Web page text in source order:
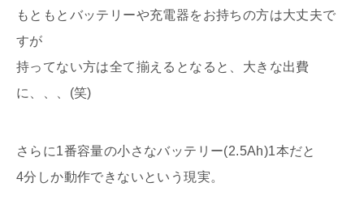
もともとバッテリーや充電器をお持ちの方は大丈夫で
すが
持ってない方は全て揃えるとなると、大きな出費
に、、、(笑)
さらに1番容量の小さなバッテリー(2.5Ah)1本だと
4分しか動作できないという現実。